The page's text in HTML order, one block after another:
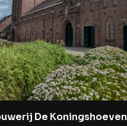
De Koningshoeven